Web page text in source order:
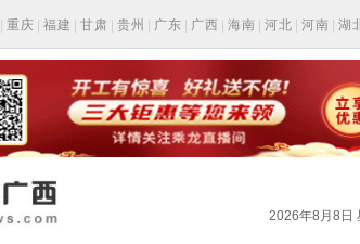
重庆 福建 甘肃 贵州 广东 广西 海南 河北 河南 湖
2026年8月8日